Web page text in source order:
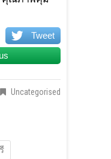
Tweet
Uncategorised